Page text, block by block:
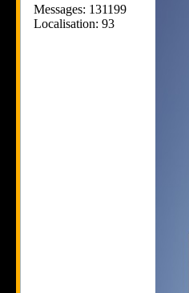
Messages: 131199
Localisation: 93